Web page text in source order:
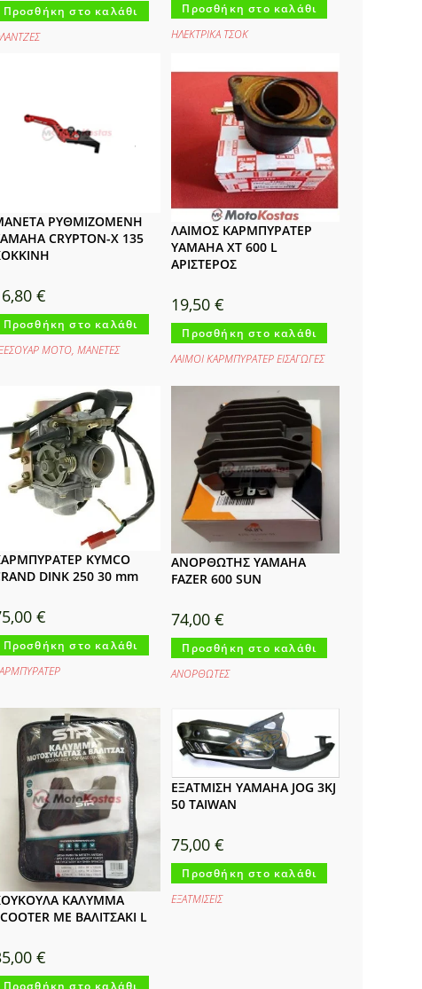
Προσθήκη στο καλάθι
Προσθήκη στο καλάθι
ΗΛΕΚΤΡΙΚΑ ΤΣΟΚ
ΡΥΘΜΙΖΟΜΕΝΗ
CRYPTON-X 135
€
Προσθήκη στο καλάθι
ΜΟΤΟ, ΜΑΝΕΤΕΣ
ΛΑΙΜΟΣ ΚΑΡΜΠΥΡΑΤΕΡ
YAMAHA XT 600 L
ΑΡΙΣΤΕΡΟΣ
19,50€
Προσθήκη στο καλάθι
ΛΑΙΜΟΙ ΚΑΡΜΠΥΡΑΤΕΡ ΕΙΣΑΓΩΓΕΣ
KYMCO
DINK 250 30 mm
€
Προσθήκη στο καλάθι
ΑΝΟΡΘΩΤΗΣ YAMAHA
FAZER 600 SUN
74,00€
Προσθήκη στο καλάθι
ΑΝΟΡΘΩΤΕΣ
ΚΑΛΥΜΜΑ
ΜΕ ΒΑΛΙΤΣΑΚΙ L
€
ΕΞΑΤΜΙΣΗ YAMAHA JOG 3KJ
50 TAIWAN
75,00€
Προσθήκη στο καλάθι
ΕΞΑΤΜΙΣΕΙΣ